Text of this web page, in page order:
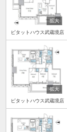
ピタットハウス武蔵境店
ピタットハウス武蔵境店